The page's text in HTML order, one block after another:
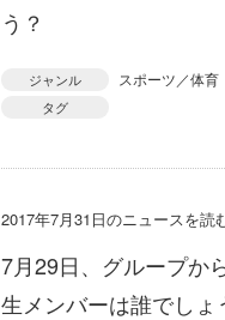
う？
ジャンル スポーツ／体育
タグ
2017年7月31日のニュースを読
7月29日、グループか
生メンバーは誰でしょ